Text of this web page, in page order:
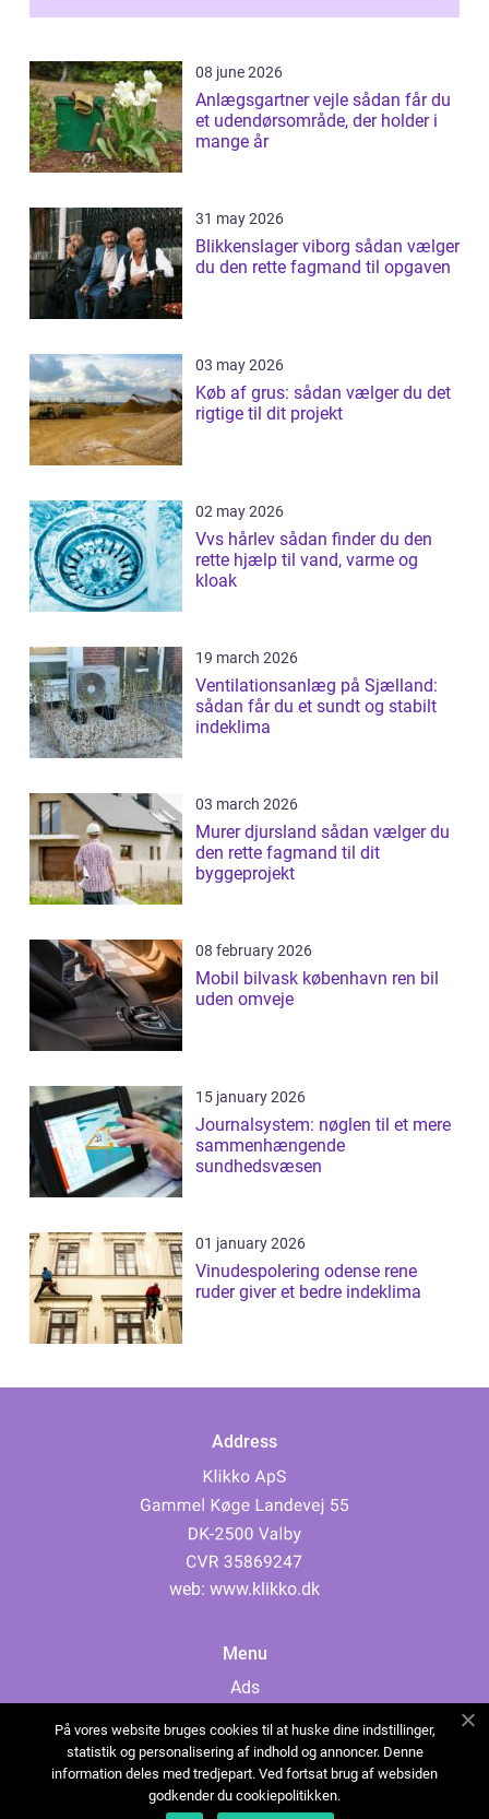
08 june 2026
Anlægsgartner vejle sådan får du
et udendørsområde, der holder i
mange år
31 may 2026
Blikkenslager viborg sådan vælger
du den rette fagmand til opgaven
03 may 2026
Køb af grus: sådan vælger du det
rigtige til dit projekt
02 may 2026
Vvs hårlev sådan finder du den
rette hjælp til vand, varme og
kloak
19 march 2026
Ventilationsanlæg på Sjælland:
sådan får du et sundt og stabilt
indeklima
03 march 2026
Murer djursland sådan vælger du
den rette fagmand til dit
byggeprojekt
08 february 2026
Mobil bilvask københavn ren bil
uden omveje
15 january 2026
Journalsystem: nøglen til et mere
sammenhængende
sundhedsvæsen
01 january 2026
Vinudespolering odense rene
ruder giver et bedre indeklima
Address
web: www.klikko.dk
Menu
Ads
Cookies
Contact
Sitemap
På vores website bruges cookies til at huske dine indstillinger,
statistik og personalisering af indhold og annoncer. Denne
information deles med tredjepart. Ved fortsat brug af websiden
godkender du cookiepolitikken.